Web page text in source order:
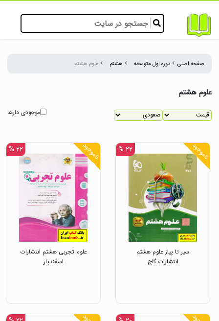
صفحه اصلی دوره اول متوسطه هشتم علوم هشتم
علوم هشتم
موجودی دارها
ناموجود ۲۲ %
سیر تا پیاز علوم هشتم
انتشارات گاج
ناموجود ۲۲ %
علوم تجربی هشتم انتشارات
اسفندیار